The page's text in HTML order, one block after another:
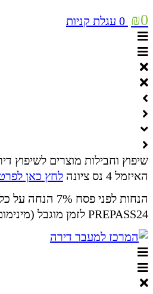
₪0
0 עגלת קניות
שיפוץ וחבילות מוצרים לשיפוץ
האיזמל 4 נס ציונה
לחץ כאן
הנחות לפני פסח
PREPASS24 לזמן מוגבל (מינימום 1000 ש"ח רכישה)